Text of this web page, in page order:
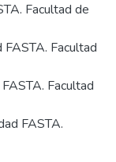
Facultad de
FASTA. Facultad
Facultad
FASTA.